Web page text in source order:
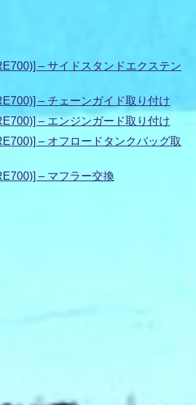
– サイドスタンドエクステン
– チェーンガイド取り付け
– エンジンガード取り付け
– オフロードタンクバッグ取
– マフラー交換